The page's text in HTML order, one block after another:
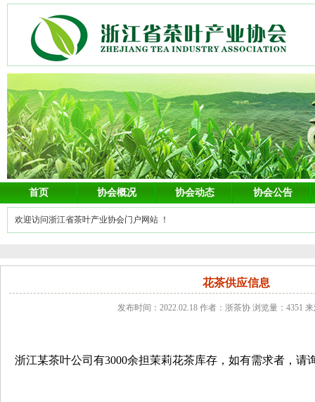
首页 协会概况 协会动态 协会公告
欢迎访问浙江省茶叶产业协会门户网站 ！
花茶供应信息
发布时间：2022.02.18 作者：浙茶协 浏览量：4351
浙江某茶叶公司有3000余担茉莉花茶库存，如有需求者，请